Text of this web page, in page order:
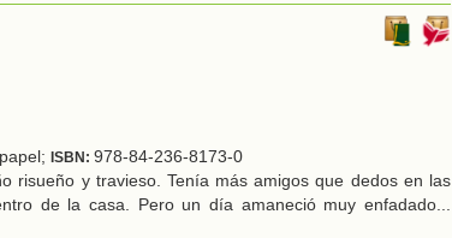
ISBN: 978-84-236-8173-0
risueño y travieso. Tenía más amigos que dedos en las
de la casa. Pero un día amaneció muy enfadado...